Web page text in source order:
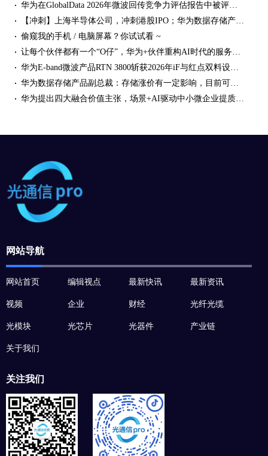
偷窥我的手机 / 电脑屏幕？你试试看 ~
网站导航
网站首页 编辑视点 最新快讯 最新资讯
视频 企业 财经 光纤光缆
光模块 光芯片 光器件 产业链
关于我们
关注我们